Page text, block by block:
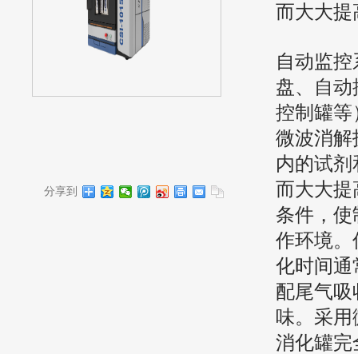
分享到
而大大提
自动监
盘、
自
控制罐等
微波消解
内的试剂
而大大提
条件，使
作环境。
化时间通
配尾气
味。采用
消化罐完